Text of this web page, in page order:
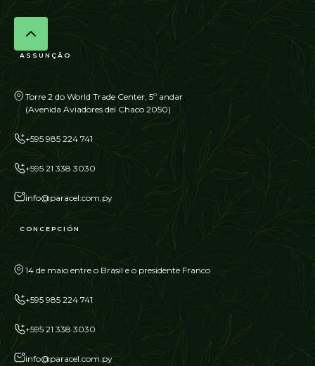
ASSUNÇÃO
Torre 2 do World Trade Center, 5º andar
(Avenida Aviadores del Chaco 2050)
+595 985 224 741
+595 21 338 3030
info@paracel.com.py
CONCEPCIÓN
14 de maio entre o Brasil e o presidente Franco
+595 985 224 741
+595 21 338 3030
info@paracel.com.py